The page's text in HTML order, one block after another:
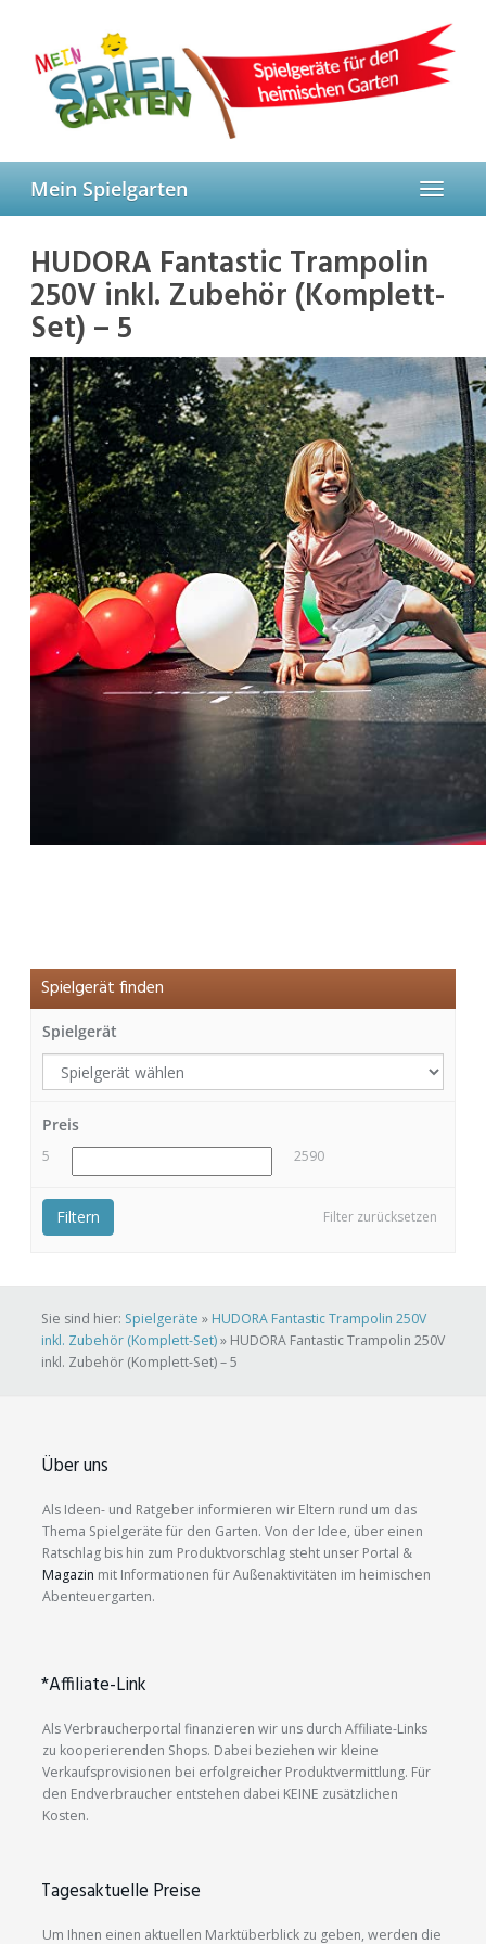
content
Toggle
Mein Spielgarten
HUDORA Fantastic Trampolin
250V inkl. Zubehör (Komplett-
Set) – 5
Spielgerät finden
Spielgerät
Preis
5 2590
Filter zurücksetzen
Filtern
Sie sind hier: Spielgeräte » HUDORA Fantastic Trampolin 250V
inkl. Zubehör (Komplett-Set)» HUDORA Fantastic Trampolin 250V
inkl. Zubehör (Komplett-Set) – 5
Über uns
Als Ideen- und Ratgeber informieren wir Eltern rund um das
Thema Spielgeräte für den Garten. Von der Idee, über einen
Ratschlag bis hin zum Produktvorschlag steht unser Portal &
Magazin mit Informationen für Außenaktivitäten im heimischen
Abenteuergarten.
*Affiliate-Link
Als Verbraucherportal finanzieren wir uns durch Affiliate-Links
zu kooperierenden Shops. Dabei beziehen wir kleine
Verkaufsprovisionen bei erfolgreicher Produktvermittlung. Für
den Endverbraucher entstehen dabei KEINE zusätzlichen
Kosten.
Tagesaktuelle Preise
Um Ihnen einen aktuellen Marktüberblick zu geben, werden die